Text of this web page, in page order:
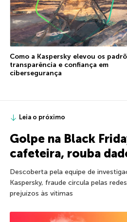
Como a Kaspersky elevou os
transparência e confiança em
cibersegurança
Leia o próximo
Golpe na Black
cafeteira, rouba
Descoberta pela equipe de
Kaspersky, fraude circula pelas
prejuízos às vítimas